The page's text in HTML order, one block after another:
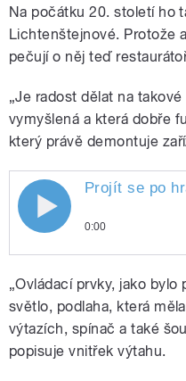
Na počátku 20. století ho
Lichtenštejnové. Protože
pečují o něj teď
„Je radost dělat na
vymyšlená a která dobře
který právě demontuje
Projít se po
si přitom
výtahu. To je
návštěvníky
Olomoucku.
Projít se po
0:00
prohlédnout si
strojovnu
výtahu. To je
tahák pro
Šternberk na
„Ovládací prvky, jako bylo
světlo, podlaha, která
výtazích, spínač a také
popisuje vnitřek výtahu.